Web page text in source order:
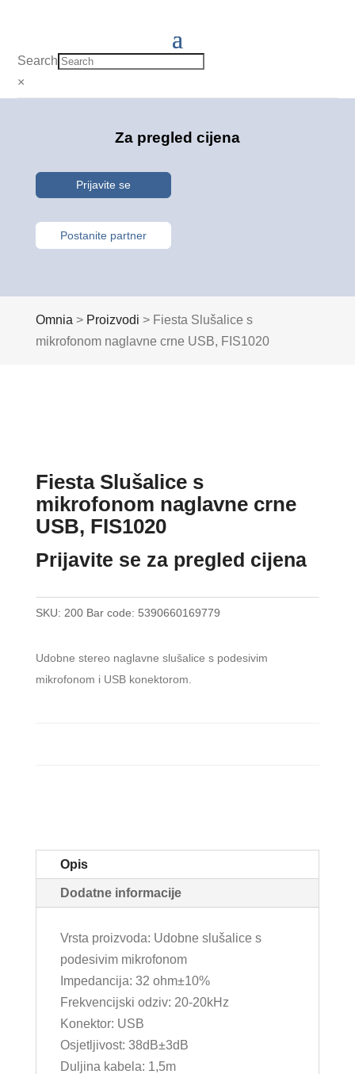
Search
×
Za pregled cijena
Prijavite se
Postanite partner
Omnia > Proizvodi > Fiesta Slušalice s
mikrofonom naglavne crne USB, FIS1020
Fiesta Slušalice s
mikrofonom naglavne crne
USB, FIS1020
Prijavite se za pregled cijena
SKU: 200 Bar code: 5390660169779
Udobne stereo naglavne slušalice s podesivim
mikrofonom i USB konektorom.
Opis
Dodatne informacije
Vrsta proizvoda: Udobne slušalice s
podesivim mikrofonom
Impedancija: 32 ohm±10%
Frekvencijski odziv: 20-20kHz
Konektor: USB
Osjetljivost: 38dB±3dB
Duljina kabela: 1,5m